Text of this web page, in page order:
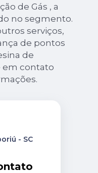
de Gás , a
no segmento.
serviços,
de pontos
de
em contato
- SC